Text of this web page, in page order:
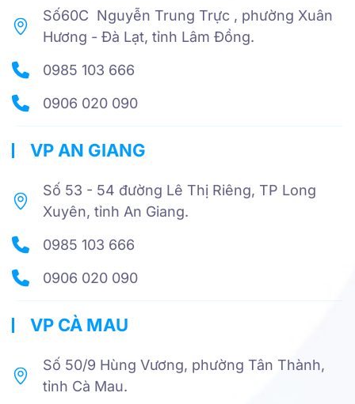
Số60C Nguyễn Trung Trực , phường Xuân
Hương - Đà Lạt, tỉnh Lâm Đồng.
0985 103 666
0906 020 090
VP AN GIANG
Số 53 - 54 đường Lê Thị Riêng, TP Long
Xuyên, tỉnh An Giang.
0985 103 666
0906 020 090
VP CÀ MAU
Số 50/9 Hùng Vương, phường Tân Thành,
tỉnh Cà Mau.